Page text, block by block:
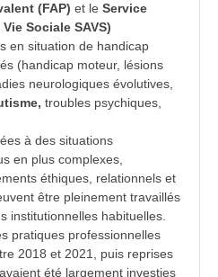
(FAP) et le Service
Sociale SAVS)
en situation de handicap
(handicap moteur, lésions
neurologiques évolutives,
troubles psychiques,
à des situations
en plus complexes,
éthiques , relationnels et
être pleinement travaillés
institutionnelles habituelles.
pratiques professionnelles
2018 et 2021, puis reprises
été largement investies